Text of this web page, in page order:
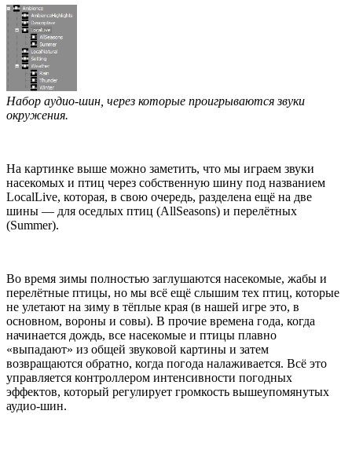
Набор аудио-шин, через которые проигрываются звуки
окружения.
На картинке выше можно заметить, что мы играем звуки
насекомых и птиц через собственную шину под названием
LocalLive, которая, в свою очередь, разделена ещё на две
шины — для оседлых птиц (AllSeasons) и перелётных
(Summer).
Во время зимы полностью заглушаются насекомые, жабы и
перелётные птицы, но мы всё ещё слышим тех птиц, которые
не улетают на зиму в тёплые края (в нашей игре это, в
основном, вороны и совы). В прочие времена года, когда
начинается дождь, все насекомые и птицы плавно
«выпадают» из общей звуковой картины и затем
возвращаются обратно, когда погода налаживается. Всё это
управляется контроллером интенсивности погодных
эффектов, который регулирует громкость вышеупомянутых
аудио-шин.